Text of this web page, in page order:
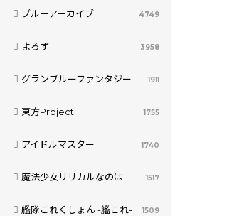
ブルーアーカイブ 4749
よろず 3958
グランブルーファンタジー 1911
東方Project 1755
アイドルマスター 1740
魔法少女リリカルなのは 1517
艦隊これくしょん -艦これ- 1509